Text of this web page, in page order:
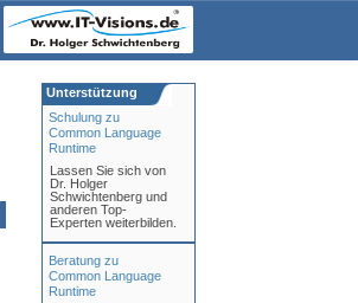
Schulung zu
Common Language
Runtime
Lassen Sie sich von
Dr. Holger
Schwichtenberg und
anderen Top-
Experten weiterbilden.
Beratung zu
Common Language
Runtime
Unterstützung